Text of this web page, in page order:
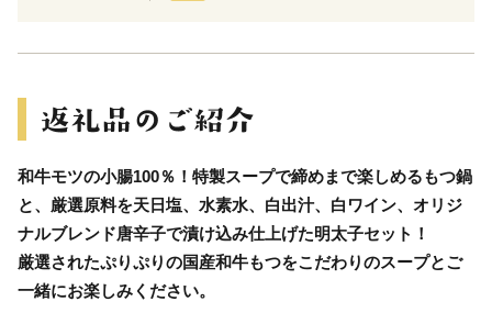
和牛モツの小腸100％！特製スープで締めまで楽しめるもつ鍋
と、厳選原料を天日塩、水素水、白出汁、白ワイン、オリジ
ナルブレンド唐辛子で漬け込み仕上げた明太子セット！
厳選されたぷりぷりの国産和牛もつをこだわりのスープとご
一緒にお楽しみください。